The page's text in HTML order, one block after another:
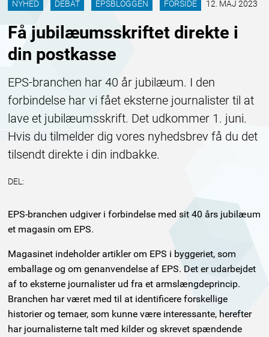
Få jubilæumsskriftet direkte i
din postkasse
NYHED DEBAT EPSBLOGGEN FORSIDE 12. MAJ 2023
EPS-branchen har 40 år jubilæum. I den
forbindelse har vi fået eksterne journalister til at
lave et jubilæumsskrift. Det udkommer 1. juni.
Hvis du tilmelder dig vores nyhedsbrev få du det
tilsendt direkte i din indbakke.
DEL:
EPS-branchen udgiver i forbindelse med sit 40 års jubilæum
et magasin om EPS.
Magasinet indeholder artikler om EPS i byggeriet, som
emballage og om genanvendelse af EPS. Det er udarbejdet
af to eksterne journalister ud fra et armslængdeprincip.
Branchen har været med til at identificere forskellige
historier og temaer, som kunne være interessante, herefter
har journalisterne talt med kilder og skrevet spændende